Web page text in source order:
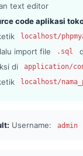
text editor
code aplikasi
localhost/
import file .sql
di application/
localhost/
Username: admin